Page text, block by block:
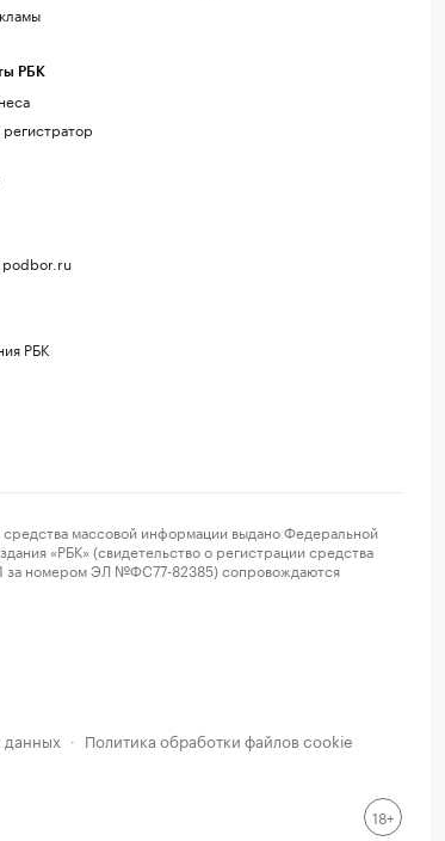
РБК
podbor.ru
РБК
массовой информации выдано Федеральной
«РБК» (свидетельство о регистрации средства
за номером ЭЛ №ФС77-82385) сопровождаются
данных · Политика обработки файлов cookie
18+